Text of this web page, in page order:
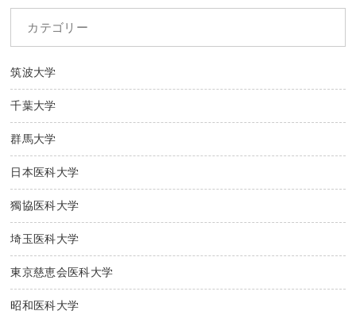
カテゴリー
筑波大学
千葉大学
群馬大学
日本医科大学
獨協医科大学
埼玉医科大学
東京慈恵会医科大学
昭和医科大学